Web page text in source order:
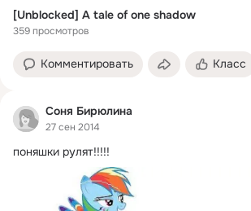
[Unblocked] A tale of one shadow
359 просмотров
Комментировать Класс
Соня Бирюлина
27 сен 2014
поняшки рулят!!!!!